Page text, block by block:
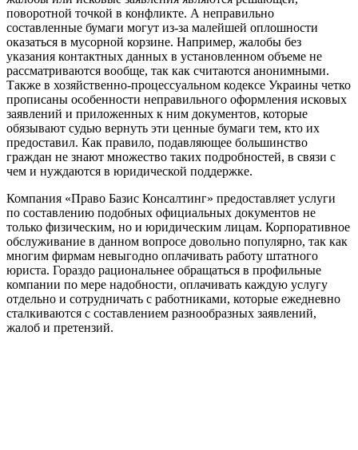
поворотной точкой в конфликте. А неправильно
составленные бумаги могут из-за малейшей оплошности
оказаться в мусорной корзине. Например, жалобы без
указания контактных данных в установленном объеме не
рассматриваются вообще, так как считаются анонимными.
Также в хозяйственно-процессуальном кодексе Украины четко
прописаны особенности неправильного оформления исковых
заявлений и приложенных к ним документов, которые
обязывают судью вернуть эти ценные бумаги тем, кто их
предоставил. Как правило, подавляющее большинство
граждан не знают множество таких подробностей, в связи с
чем и нуждаются в юридической поддержке.
Компания «Право Базис Консалтинг» предоставляет услуги
по составлению подобных официальных документов не
только физическим, но и юридическим лицам. Корпоративное
обслуживание в данном вопросе довольно популярно, так как
многим фирмам невыгодно оплачивать работу штатного
юриста. Гораздо рациональнее обращаться в профильные
компании по мере надобности, оплачивать каждую услугу
отдельно и сотрудничать с работниками, которые ежедневно
сталкиваются с составлением разнообразных заявлений,
жалоб и претензий.